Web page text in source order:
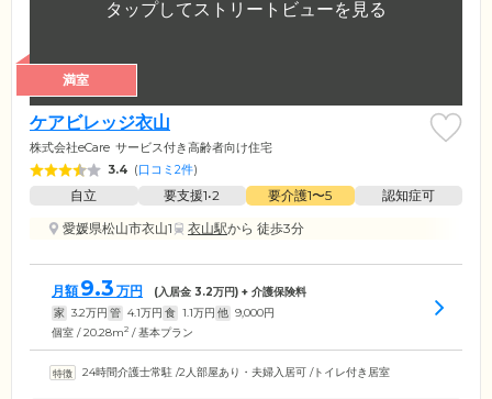
満室
ケアビレッジ衣山
株式会社eCare サービス付き高齢者向け住宅
3.4 (口コミ2件)
自立 要支援1•2 要介護1〜5
認知症可
愛媛県松山市衣山1
衣山駅から 徒歩3分
月額 9.3 万円 (入居金 3.2万円) + 介護保険料
家 3.2万円 管 4.1万円 食 1.1万円 他 9,000円
個室 / 20.28m2 / 基本プラン
24時間介護士常駐 /2人部屋あり・夫婦入居可 /トイレ付き居室